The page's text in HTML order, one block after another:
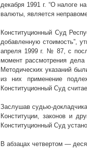
декабря 1991 г. “О налоге
валюты, является
Конституционный Суд
добавленную стоимость”,
апреля 1999 г. № 87, с
момент рассмотрения
Методических указаний
из них применение
Конституционный Суд
Заслушав судью-
Конституции, законов и
Конституционный Суд
В абзацах четвертом —